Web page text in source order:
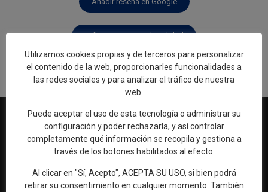
Rellenar encuesta de calidad
Web oficial de Turismo del Excmo. Ayuntamiento de Talavera de
OFICINA DE TURISMO
Utilizamos cookies propias y de terceros para personalizar
el contenido de la web, proporcionarles funcionalidades a
las redes sociales y para analizar el tráfico de nuestra
web.
Puede aceptar el uso de esta tecnología o administrar su
configuración y poder rechazarla, y así controlar
completamente qué información se recopila y gestiona a
través de los botones habilitados al efecto.
Al clicar en "Sí, Acepto", ACEPTA SU USO, si bien podrá
retirar su consentimiento en cualquier momento. También